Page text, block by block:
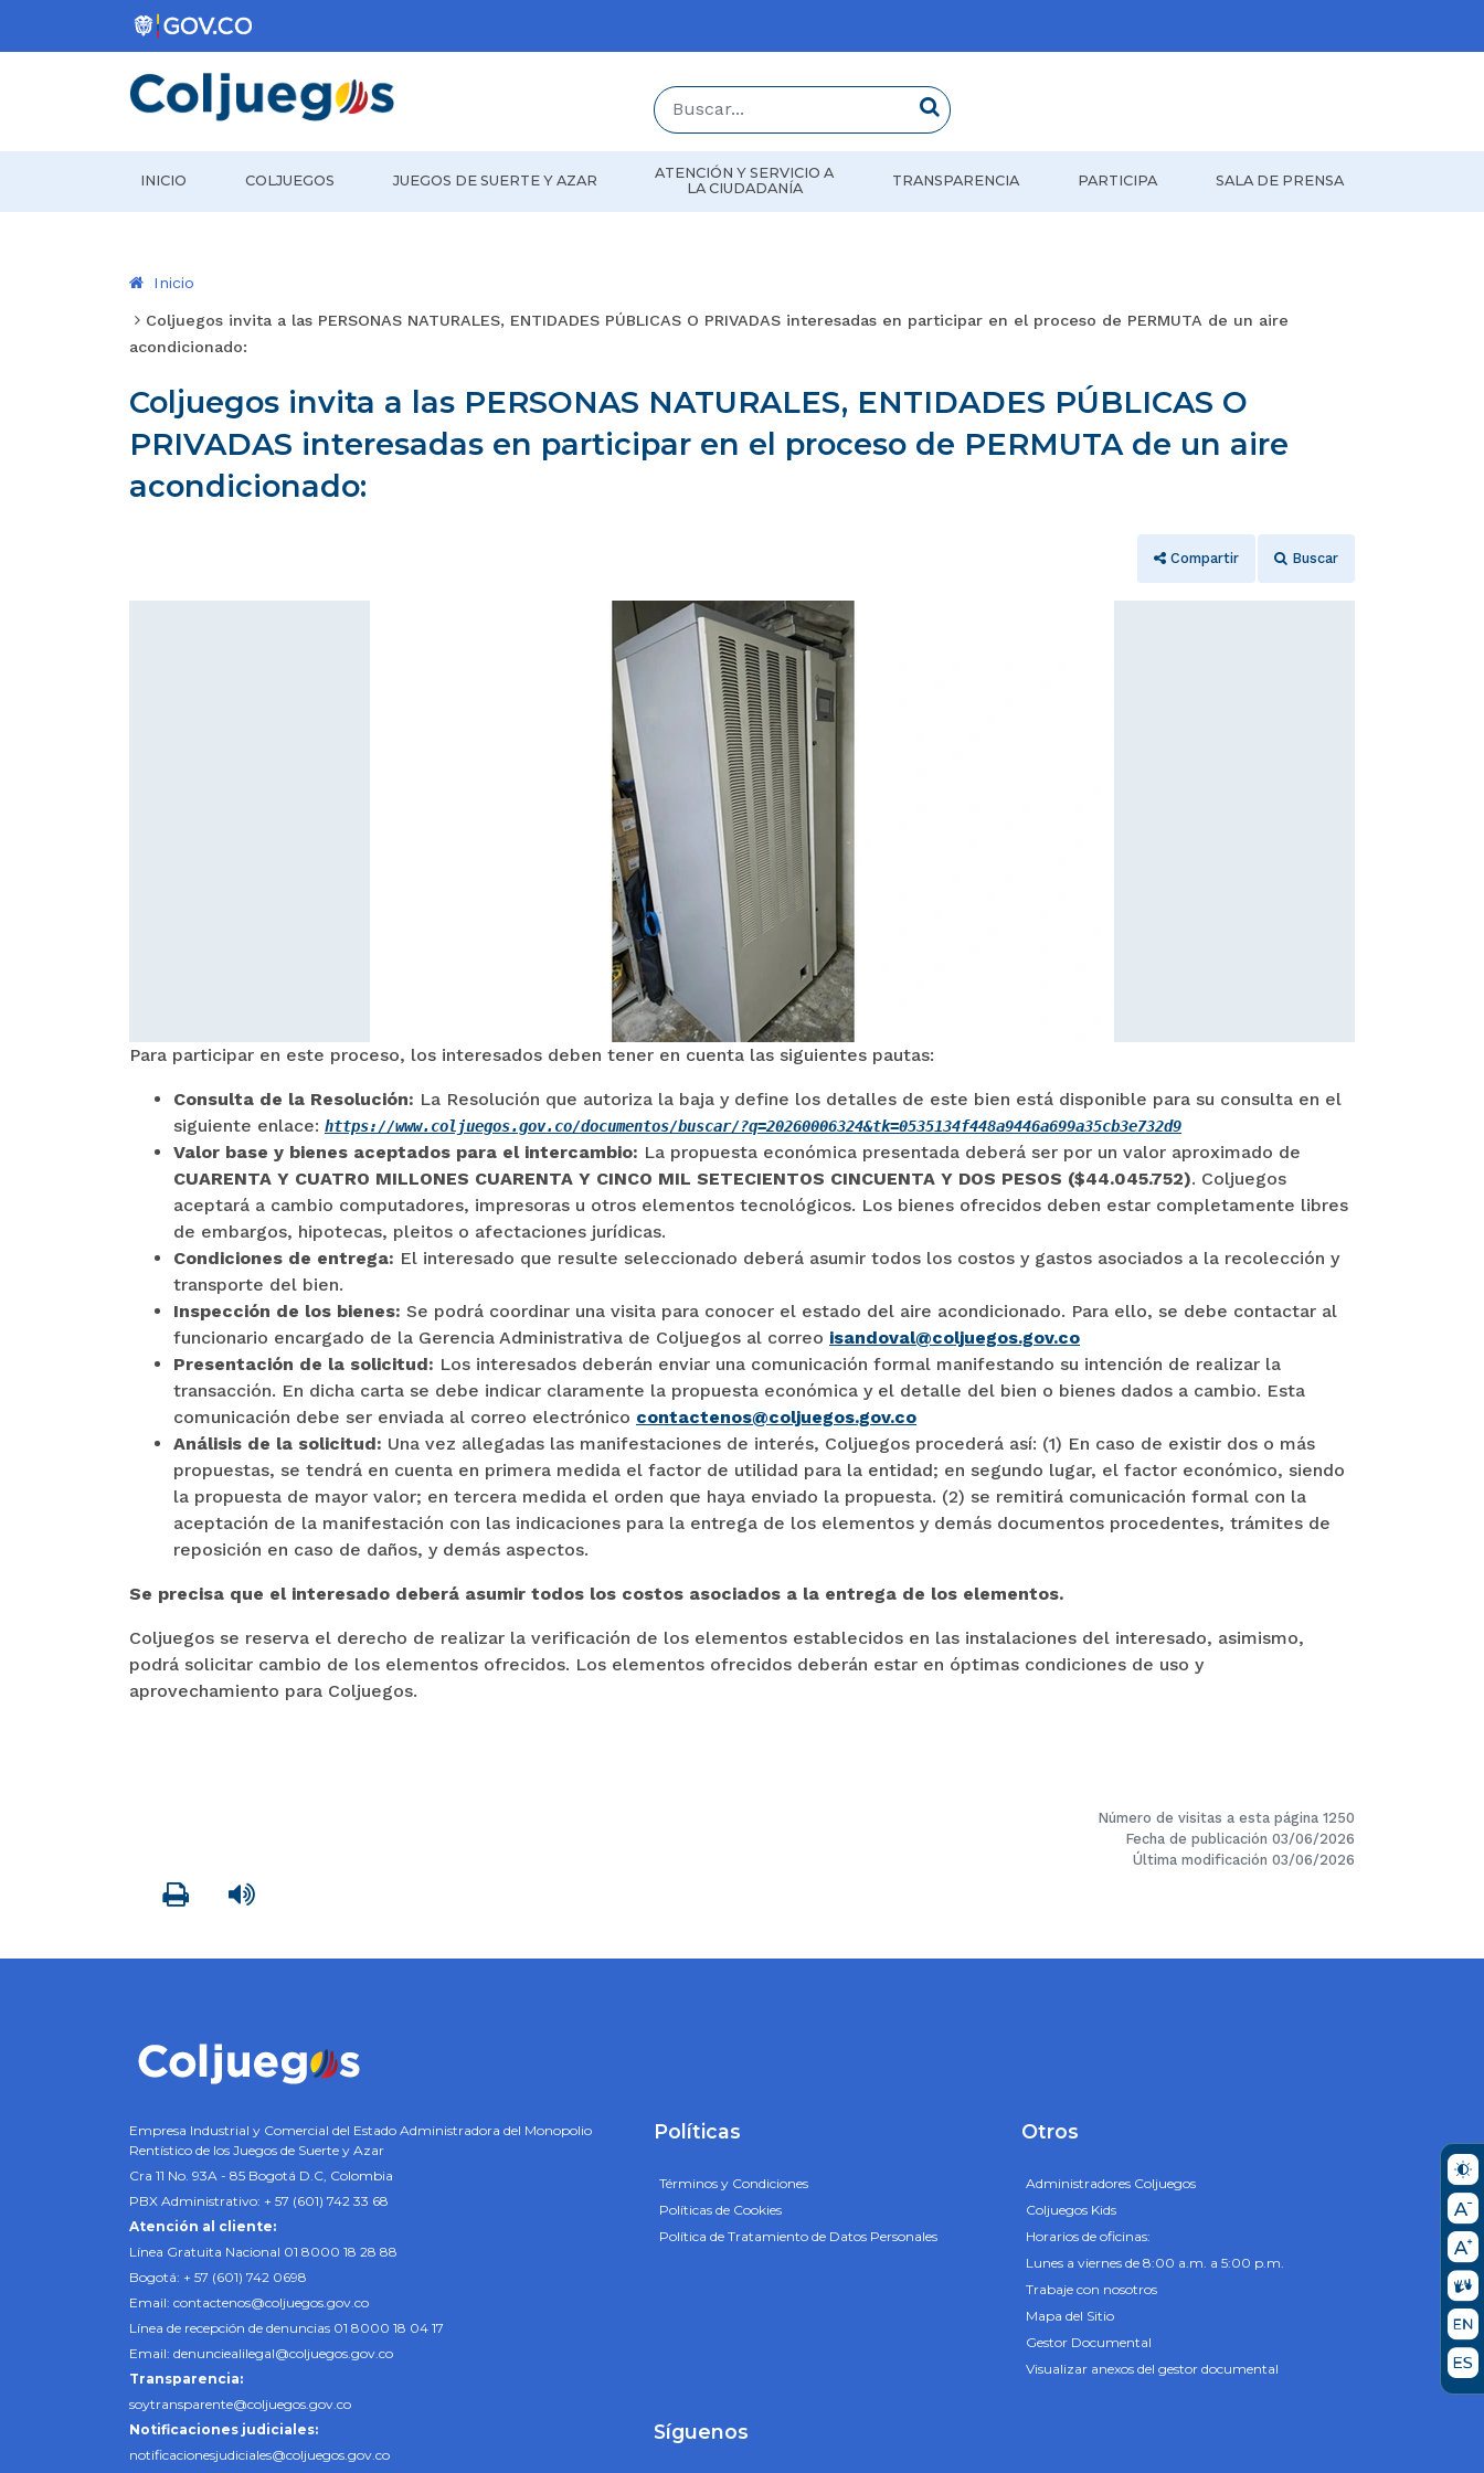
Coljuegos
Buscar...
Buscar
INICIO COLJUEGOS JUEGOS DE SUERTE Y AZAR
ATENCIÓN Y SERVICIO A
LA CIUDADANÍA
TRANSPARENCIA PARTICIPA SALA DE PRENSA
Inicio
Coljuegos invita a las PERSONAS NATURALES, ENTIDADES PÚBLICAS O PRIVADAS interesadas en participar en el proceso de PERMUTA de un aire
acondicionado:
Coljuegos invita a las PERSONAS NATURALES, ENTIDADES PÚBLICAS O
PRIVADAS interesadas en participar en el proceso de PERMUTA de un aire
acondicionado:
Compartir Buscar
Para participar en este proceso, los interesados deben tener en cuenta las siguientes pautas:
Consulta de la Resolución: La Resolución que autoriza la baja y define los detalles de este bien está disponible para su consulta en el
siguiente enlace: https://www.coljuegos.gov.co/documentos/buscar/?q=20260006324&tk=0535134f448a9446a699a35cb3e732d9
Valor base y bienes aceptados para el intercambio: La propuesta económica presentada deberá ser por un valor aproximado de
CUARENTA Y CUATRO MILLONES CUARENTA Y CINCO MIL SETECIENTOS CINCUENTA Y DOS PESOS ($44.045.752). Coljuegos
aceptará a cambio computadores, impresoras u otros elementos tecnológicos. Los bienes ofrecidos deben estar completamente libres
de embargos, hipotecas, pleitos o afectaciones jurídicas.
Condiciones de entrega: El interesado que resulte seleccionado deberá asumir todos los costos y gastos asociados a la recolección y
transporte del bien.
Inspección de los bienes: Se podrá coordinar una visita para conocer el estado del aire acondicionado. Para ello, se debe contactar al
funcionario encargado de la Gerencia Administrativa de Coljuegos al correo isandoval@coljuegos.gov.co
Presentación de la solicitud: Los interesados deberán enviar una comunicación formal manifestando su intención de realizar la
transacción. En dicha carta se debe indicar claramente la propuesta económica y el detalle del bien o bienes dados a cambio. Esta
comunicación debe ser enviada al correo electrónico contactenos@coljuegos.gov.co
Análisis de la solicitud: Una vez allegadas las manifestaciones de interés, Coljuegos procederá así: (1) En caso de existir dos o más
propuestas, se tendrá en cuenta en primera medida el factor de utilidad para la entidad; en segundo lugar, el factor económico, siendo
la propuesta de mayor valor; en tercera medida el orden que haya enviado la propuesta. (2) se remitirá comunicación formal con la
aceptación de la manifestación con las indicaciones para la entrega de los elementos y demás documentos procedentes, trámites de
reposición en caso de daños, y demás aspectos.
Se precisa que el interesado deberá asumir todos los costos asociados a la entrega de los elementos.
Coljuegos se reserva el derecho de realizar la verificación de los elementos establecidos en las instalaciones del interesado, asimismo,
podrá solicitar cambio de los elementos ofrecidos. Los elementos ofrecidos deberán estar en óptimas condiciones de uso y
aprovechamiento para Coljuegos.
Número de visitas a esta página 1250
Fecha de publicación 03/06/2026
Última modificación 03/06/2026
Imprimir
Empresa Industrial y Comercial del Estado Administradora del Monopolio
Rentístico de los Juegos de Suerte y Azar
Cra 11 No. 93A - 85 Bogotá D.C, Colombia
PBX Administrativo: + 57 (601) 742 33 68
Atención al cliente:
Línea Gratuita Nacional 01 8000 18 28 88
Bogotá: + 57 (601) 742 0698
Email: contactenos@coljuegos.gov.co
Línea de recepción de denuncias 01 8000 18 04 17
Email: denunciealilegal@coljuegos.gov.co
Transparencia:
soytransparente@coljuegos.gov.co
Notificaciones judiciales:
notificacionesjudiciales@coljuegos.gov.co
Políticas
Términos y Condiciones
Políticas de Cookies
Política de Tratamiento de Datos Personales
Otros
Administradores Coljuegos
Coljuegos Kids
Horarios de oficinas:
Lunes a viernes de 8:00 a.m. a 5:00 p.m.
Trabaje con nosotros
Mapa del Sitio
Gestor Documental
Visualizar anexos del gestor documental
Síguenos